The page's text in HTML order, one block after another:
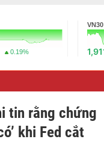
0.19%
VN30
tin rằng chứng
khi Fed cắt